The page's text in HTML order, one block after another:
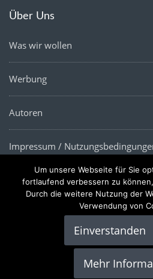
Über Uns
Was wir wollen
Werbung
Autoren
Impressum /
Datenschutz
Copyright © 2022 |Die
Um unsere Webseite für Sie
fortlaufend verbessern zu
Durch die weitere Nutzung der
Verwendung von
Einverstanden
Mehr